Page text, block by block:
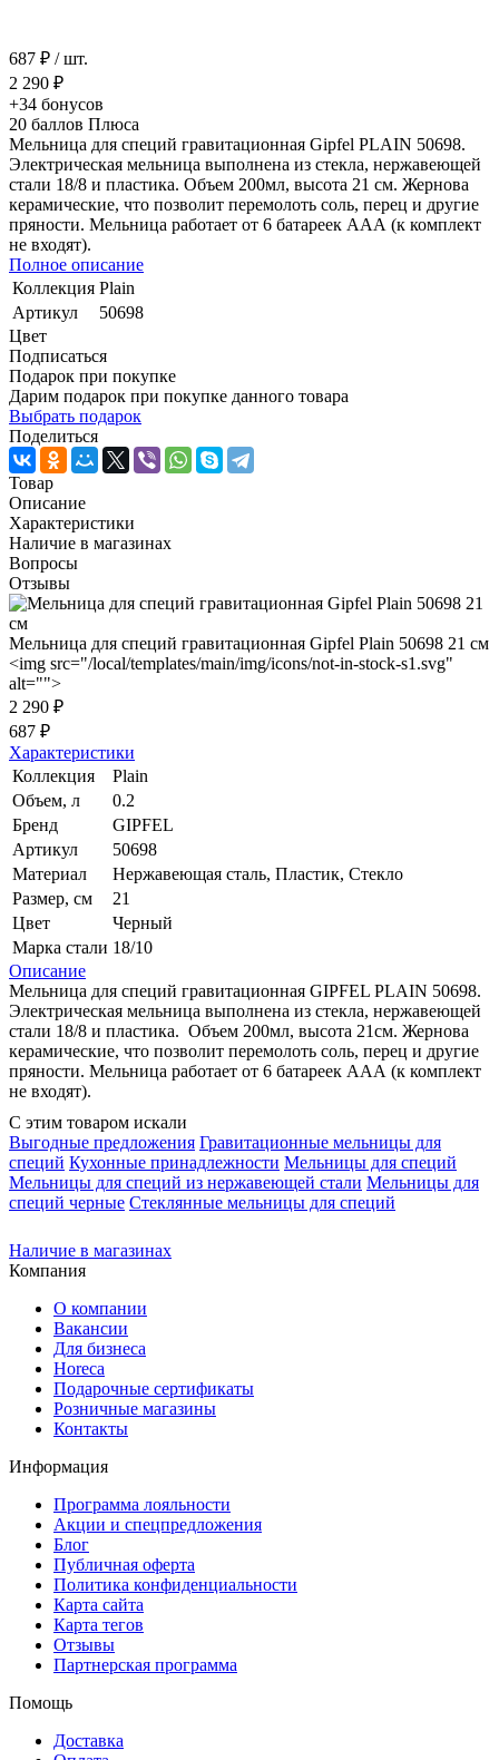
687 ₽ / шт.
2 290 ₽
+34 бонусов
20 баллов Плюса
Мельница для специй гравитационная Gipfel PLAIN 50698.
Электрическая мельница выполнена из стекла, нержавеющей
стали 18/8 и пластика. Объем 200мл, высота 21 см. Жернова
керамические, что позволит перемолоть соль, перец и другие
пряности. Мельница работает от 6 батареек ААА (к комплект
не входят).
Полное описание
Коллекция Plain
Артикул
50698
Цвет
Подписаться
Подарок при покупке
Дарим подарок при покупке данного товара
Выбрать подарок
Поделиться
Товар
Описание
Характеристики
Наличие в магазинах
Вопросы
Отзывы
Мельница для специй гравитационная Gipfel Plain 50698 21 см
<img src="/local/templates/main/img/icons/not-in-stock-s1.svg"
alt="">
2 290 ₽
687 ₽
Характеристики
Коллекция
Plain
Объем, л
0.2
Бренд
GIPFEL
Артикул
50698
Материал
Нержавеющая сталь, Пластик, Стекло
Размер, см
21
Цвет
Черный
Марка стали 18/10
Описание
Мельница для специй гравитационная GIPFEL PLAIN 50698.
Электрическая мельница выполнена из стекла, нержавеющей
стали 18/8 и пластика. Объем 200мл, высота 21см. Жернова
керамические, что позволит перемолоть соль, перец и другие
пряности. Мельница работает от 6 батареек ААА (к комплект
не входят).
С этим товаром искали
Выгодные предложения Гравитационные мельницы для
специй Кухонные принадлежности Мельницы для специй
Мельницы для специй из нержавеющей стали Мельницы для
специй черные Стеклянные мельницы для специй
Наличие в магазинах
Компания
О компании
Вакансии
Для бизнеса
Horeca
Подарочные сертификаты
Розничные магазины
Контакты
Информация
Программа лояльности
Акции и спецпредложения
Блог
Публичная оферта
Политика конфиденциальности
Карта сайта
Карта тегов
Отзывы
Партнерская программа
Помощь
Доставка